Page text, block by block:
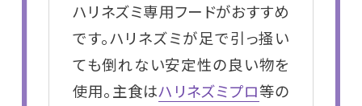
ハリネズミ専用フードがおすすめ
です。ハリネズミが足で引っ掻い
ても倒れない安定性の良い物を
使用。主食はハリネズミプロ等の